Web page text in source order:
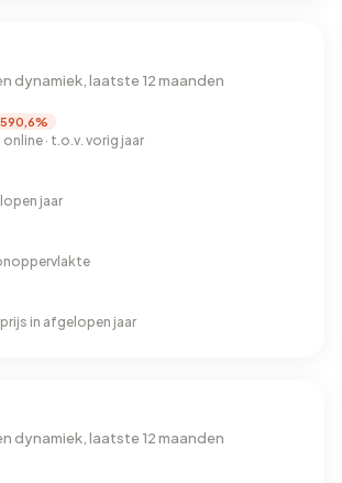
dynamiek, laatste 12 maanden
· t.o.v. vorig jaar
jaar
in afgelopen jaar
dynamiek, laatste 12 maanden